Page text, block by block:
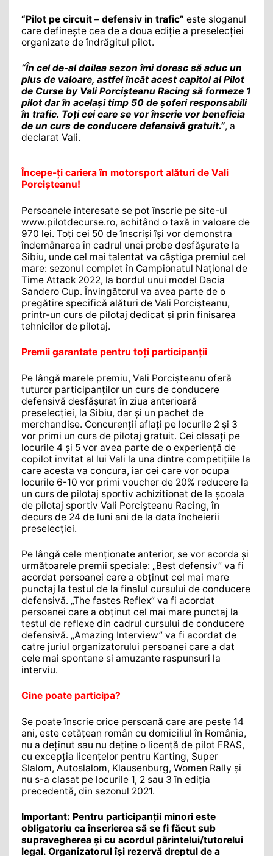
“Pilot pe circuit – defensiv in trafic” este sloganul
care definește cea de a doua ediție a preselecției
organizate de îndrăgitul pilot.
“În cel de-al doilea sezon îmi doresc să aduc un
plus de valoare, astfel încât acest capitol al Pilot
de Curse by Vali Porcișteanu Racing să formeze 1
pilot dar în același timp 50 de șoferi responsabili
în trafic. Toți cei care se vor înscrie vor beneficia
de un curs de conducere defensivă gratuit.”, a
declarat Vali.
Începe-ți cariera în motorsport alături de Vali
Porcișteanu!
Persoanele interesate se pot înscrie pe site-ul
www.pilotdecurse.ro, achitând o taxă in valoare de
970 lei. Toți cei 50 de înscriși își vor demonstra
îndemânarea în cadrul unei probe desfășurate la
Sibiu, unde cel mai talentat va câștiga premiul cel
mare: sezonul complet în Campionatul Național de
Time Attack 2022, la bordul unui model Dacia
Sandero Cup. Învingătorul va avea parte de o
pregătire specifică alături de Vali Porcișteanu,
printr-un curs de pilotaj dedicat și prin finisarea
tehnicilor de pilotaj.
Premii garantate pentru toți participanții
Pe lângă marele premiu, Vali Porcișteanu oferă
tuturor participanților un curs de conducere
defensivă desfășurat în ziua anterioară
preselecției, la Sibiu, dar și un pachet de
merchandise. Concurenții aflați pe locurile 2 și 3
vor primi un curs de pilotaj gratuit. Cei clasați pe
locurile 4 și 5 vor avea parte de o experiență de
copilot invitat al lui Vali la una dintre competițiile la
care acesta va concura, iar cei care vor ocupa
locurile 6-10 vor primi voucher de 20% reducere la
un curs de pilotaj sportiv achizitionat de la școala
de pilotaj sportiv Vali Porcișteanu Racing, în
decurs de 24 de luni ani de la data încheierii
preselecției.
Pe lângă cele menționate anterior, se vor acorda și
următoarele premii speciale: „Best defensiv” va fi
acordat persoanei care a obținut cel mai mare
punctaj la testul de la finalul cursului de conducere
defensivă. „The fastes Reflex” va fi acordat
persoanei care a obținut cel mai mare punctaj la
testul de reflexe din cadrul cursului de conducere
defensivă. „Amazing Interview” va fi acordat de
catre juriul organizatorului persoanei care a dat
cele mai spontane si amuzante raspunsuri la
interviu.
Cine poate participa?
Se poate înscrie orice persoană care are peste 14
ani, este cetățean român cu domiciliul în România,
nu a deținut sau nu deține o licență de pilot FRAS,
cu excepția licențelor pentru Karting, Super
Slalom, Autoslalom, Klausenburg, Women Rally și
nu s-a clasat pe locurile 1, 2 sau 3 în ediția
precedentă, din sezonul 2021.
Important: Pentru participanții minori este
obligatoriu ca înscrierea să se fi făcut sub
supravegherea și cu acordul părintelui/tutorelui
legal. Organizatorul își rezervă dreptul de a